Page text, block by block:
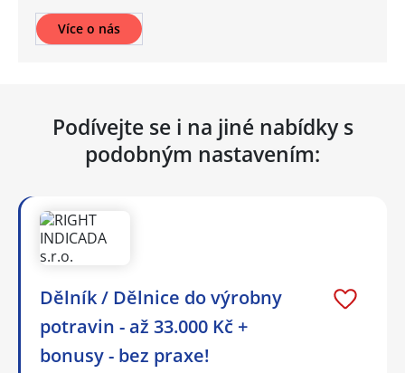
Více o nás
Podívejte se i na jiné nabídky s
podobným nastavením:
Dělník / Dělnice do výrobny
potravin - až 33.000 Kč +
bonusy - bez praxe!